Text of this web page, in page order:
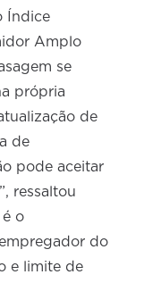
Índice
Amplo
se
própria
de
de
pode aceitar
ressaltou
é o
do
e limite de